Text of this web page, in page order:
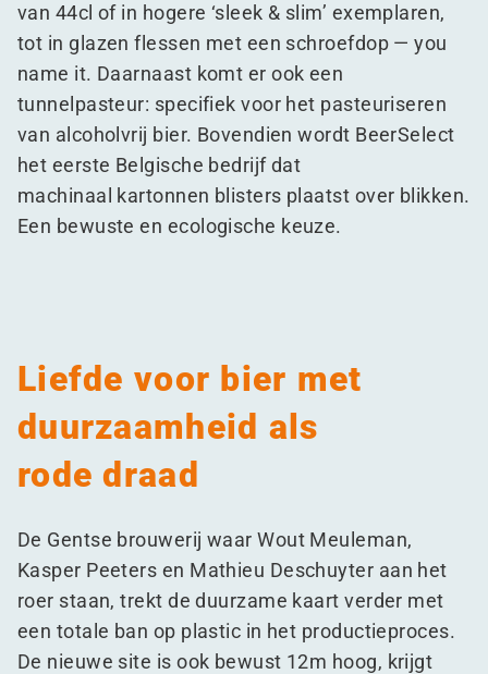
van 44cl of in hogere ‘sleek & slim’ exemplaren,
tot in glazen flessen met een schroefdop — you
name it. Daarnaast komt er ook een
tunnelpasteur: specifiek voor het pasteuriseren
van alcoholvrij bier. Bovendien wordt BeerSelect
het eerste Belgische bedrijf dat
machinaal kartonnen blisters plaatst over blikken.
Een bewuste en ecologische keuze.
Liefde voor bier met
duurzaamheid als
rode draad
De Gentse brouwerij waar Wout Meuleman,
Kasper Peeters en Mathieu Deschuyter aan het
roer staan, trekt de duurzame kaart verder met
een totale ban op plastic in het productieproces.
De nieuwe site is ook bewust 12m hoog, krijgt